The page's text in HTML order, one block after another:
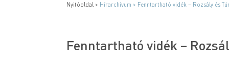
Nyitóoldal > Hírarchívum > Fenntartható vidék – Rozsály és
Fenntartható vidék –